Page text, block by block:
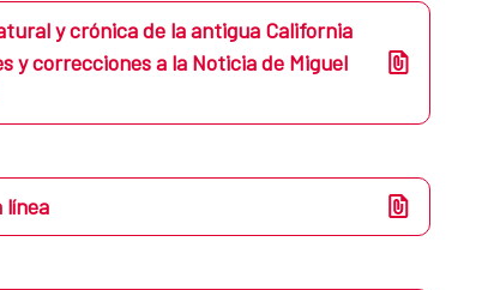
y crónica de la antigua California
y correcciones a la Noticia de Miguel
línea